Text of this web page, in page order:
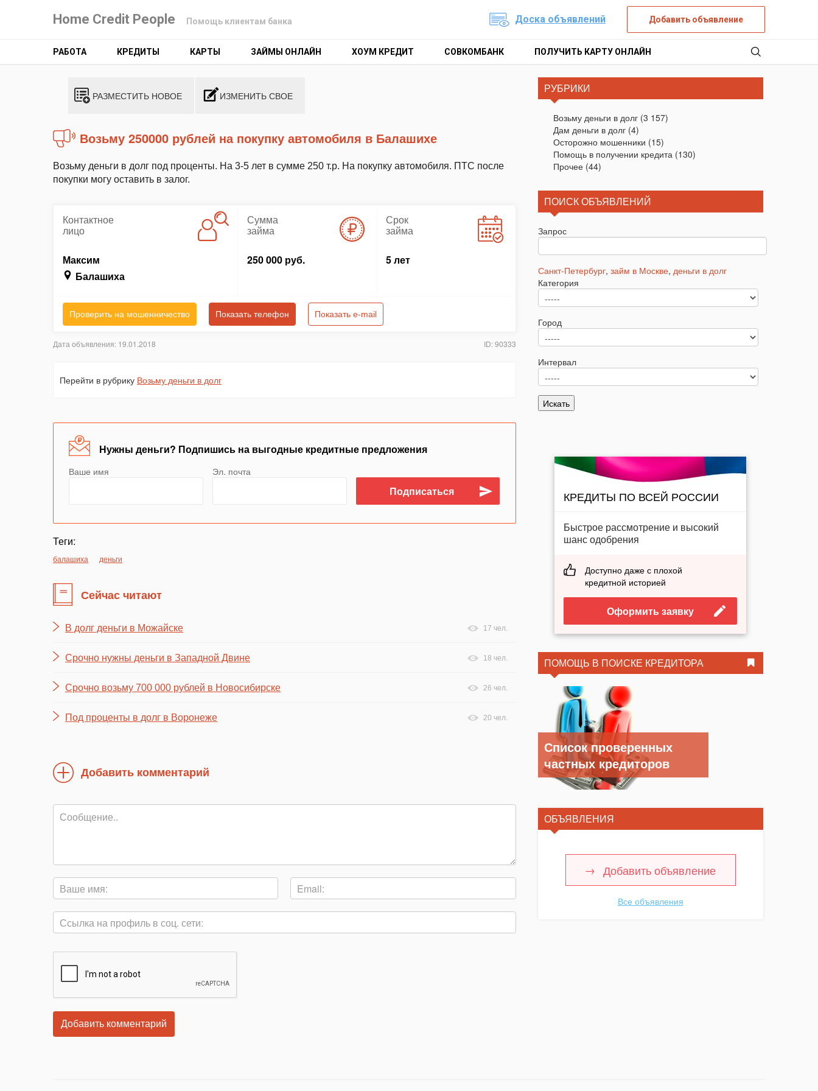
Home Credit People Помощь клиентам банка Доска объявлений Добавить объявление
РАБОТА КРЕДИТЫ КАРТЫ ЗАЙМЫ ОНЛАЙН ХОУМ КРЕДИТ СОВКОМБАНК ПОЛУЧИТЬ КАРТУ ОНЛАЙН
РАЗМЕСТИТЬ НОВОЕ ИЗМЕНИТЬ СВОЕ
Возьму 250000 рублей на покупку автомобиля в Балашихе
Возьму деньги в долг под проценты. На 3-5 лет в сумме 250 т.р. На покупку автомобиля. ПТС после
покупки могу оставить в залог.
Контактное
лицо
Максим
Балашиха
Сумма
займа
250 000 руб.
Срок
займа
5 лет
Проверить на мошенничество Показать телефон Показать e-mail
Дата объявления: 19.01.2018 ID: 90333
Перейти в рубрику Возьму деньги в долг
Нужны деньги? Подпишись на выгодные кредитные предложения
Ваше имя Эл. почта
Теги:
балашиха деньги
Сейчас читают
В долг деньги в Можайске 17 чел.
Срочно нужны деньги в Западной Двине 18 чел.
Срочно возьму 700 000 рублей в Новосибирске 26 чел.
Под проценты в долг в Воронеже 20 чел.
Добавить комментарий
РУБРИКИ
Возьму деньги в долг(3 157)
Дам деньги в долг(4)
Осторожно мошенники (15)
Помощь в получении кредита(130)
Прочее(44)
ПОИСК ОБЪЯВЛЕНИЙ
Запрос
Санкт-Петербург, займ в Москве, деньги в долг
Категория
Город
Интервал
КРЕДИТЫ ПО ВСЕЙ РОССИИ
Быстрое рассмотрение и высокий
шанс одобрения
Доступно даже с плохой
кредитной историей
Оформить заявку
ПОМОЩЬ В ПОИСКЕ КРЕДИТОРА
Список проверенных
частных кредиторов
ОБЪЯВЛЕНИЯ
Добавить объявление
Все объявления